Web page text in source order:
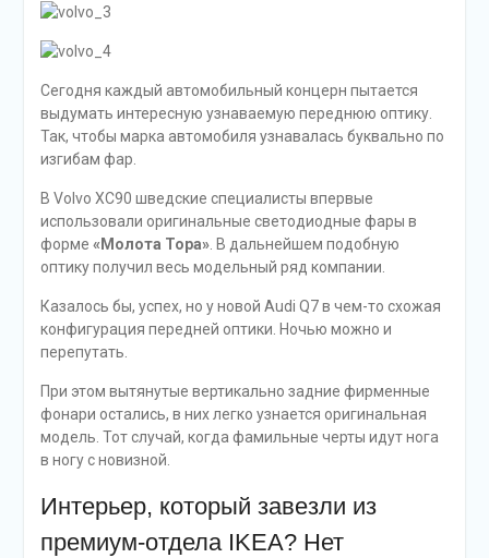
Сегодня каждый автомобильный концерн пытается
выдумать интересную узнаваемую переднюю оптику.
Так, чтобы марка автомобиля узнавалась буквально по
изгибам фар.
В Volvo XC90 шведские специалисты впервые
использовали оригинальные светодиодные фары в
форме «Молота Тора». В дальнейшем подобную
оптику получил весь модельный ряд компании.
Казалось бы, успех, но у новой Audi Q7 в чем-то схожая
конфигурация передней оптики. Ночью можно и
перепутать.
При этом вытянутые вертикально задние фирменные
фонари остались, в них легко узнается оригинальная
модель. Тот случай, когда фамильные черты идут нога
в ногу с новизной.
Интерьер, который завезли из
премиум-отдела IKEA? Нет